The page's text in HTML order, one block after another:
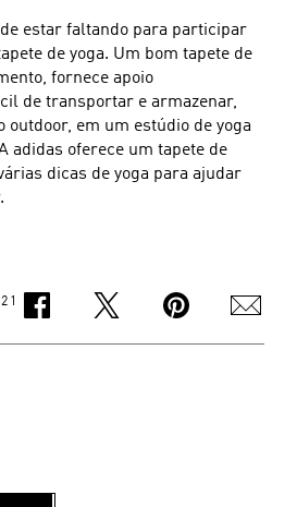
estar faltando para participar
de yoga. Um bom tapete de
fornece apoio
de transportar e armazenar,
outdoor, em um estúdio de yoga
adidas oferece um tapete de
dicas de yoga para ajudar